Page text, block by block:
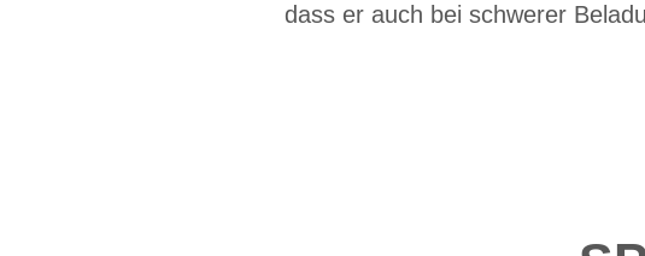
dass er auch bei schwerer